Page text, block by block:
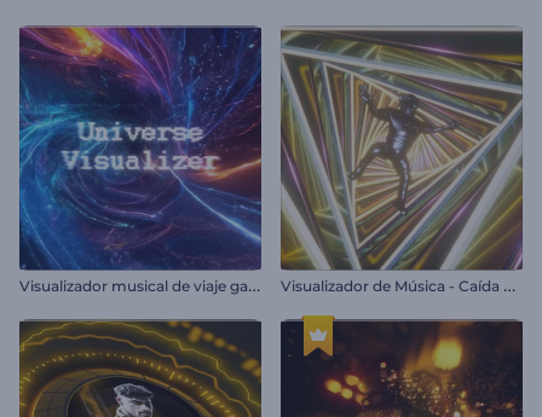
V
isualizador musical de viaje galáctico V
isualizador de Música - Caída en Bucle